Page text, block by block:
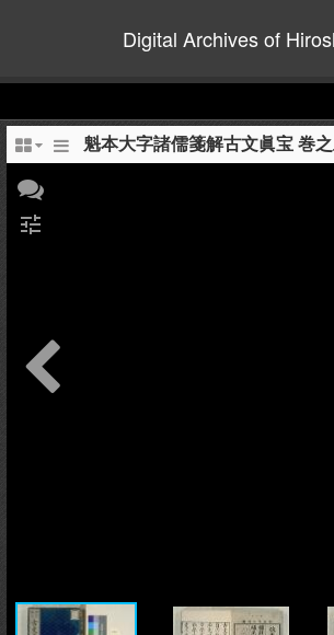
Digital Archives of
魁本大字諸儒箋解古文眞宝 巻
tune